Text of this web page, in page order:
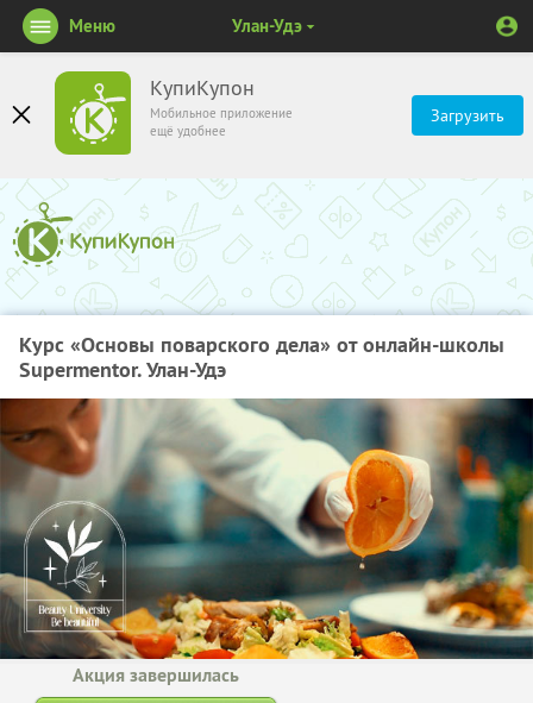
КупиКупон
Мобильное приложение
ещё удобнее
Загрузить
Меню Улан-Удэ
Курс «Основы поварского дела» от онлайн-школы
Supermentor. Улан-Удэ
Акция завершилась